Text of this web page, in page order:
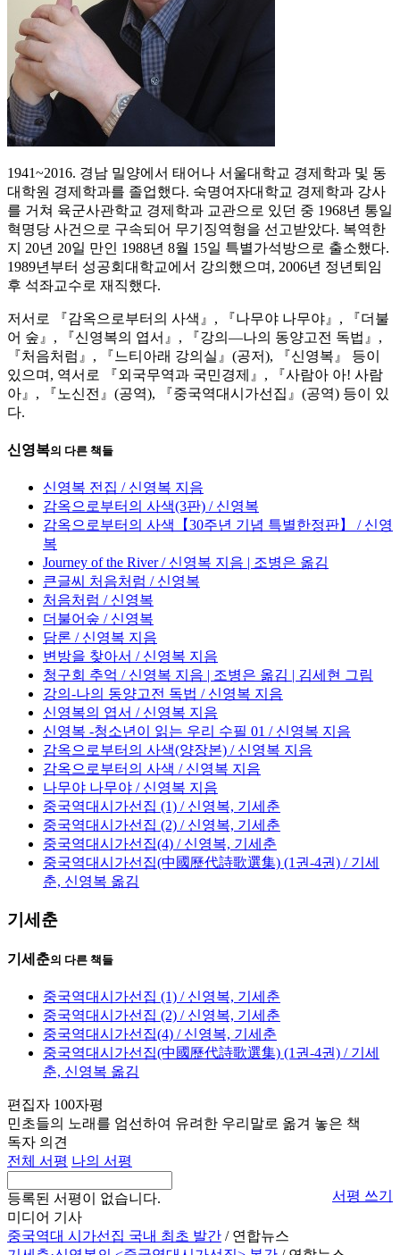
1941~2016. 경남 밀양에서 태어나 서울대학교 경제학과 및 동
대학원 경제학과를 졸업했다. 숙명여자대학교 경제학과 강사
를 거쳐 육군사관학교 경제학과 교관으로 있던 중 1968년 통일
혁명당 사건으로 구속되어 무기징역형을 선고받았다. 복역한
지 20년 20일 만인 1988년 8월 15일 특별가석방으로 출소했다.
1989년부터 성공회대학교에서 강의했으며, 2006년 정년퇴임
후 석좌교수로 재직했다.
저서로 『감옥으로부터의 사색』, 『나무야 나무야』, 『더불
어 숲』, 『신영복의 엽서』, 『강의―나의 동양고전 독법』,
『처음처럼』, 『느티아래 강의실』(공저), 『신영복』 등이
있으며, 역서로 『외국무역과 국민경제』, 『사람아 아! 사람
아』, 『노신전』(공역), 『중국역대시가선집』(공역) 등이 있
다.
신영복의 다른 책들
신영복 전집 / 신영복 지음
감옥으로부터의 사색(3판) / 신영복
감옥으로부터의 사색【30주년 기념 특별한정판】 / 신영
복
Journey of the River / 신영복 지음 | 조병은 옮김
큰글씨 처음처럼 / 신영복
처음처럼 / 신영복
더불어숲 / 신영복
담론 / 신영복 지음
변방을 찾아서 / 신영복 지음
청구회 추억 / 신영복 지음 | 조병은 옮김 | 김세현 그림
강의-나의 동양고전 독법 / 신영복 지음
신영복의 엽서 / 신영복 지음
신영복 -청소년이 읽는 우리 수필 01 / 신영복 지음
감옥으로부터의 사색(양장본) / 신영복 지음
감옥으로부터의 사색 / 신영복 지음
나무야 나무야 / 신영복 지음
중국역대시가선집 (1) / 신영복, 기세춘
중국역대시가선집 (2) / 신영복, 기세춘
중국역대시가선집(4) / 신영복, 기세춘
중국역대시가선집(中國歷代詩歌選集) (1권-4권) / 기세
춘, 신영복 옮김
기세춘
기세춘의 다른 책들
중국역대시가선집 (1) / 신영복, 기세춘
중국역대시가선집 (2) / 신영복, 기세춘
중국역대시가선집(4) / 신영복, 기세춘
중국역대시가선집(中國歷代詩歌選集) (1권-4권) / 기세
춘, 신영복 옮김
편집자 100자평
민초들의 노래를 엄선하여 유려한 우리말로 옮겨 놓은 책
독자 의견
전체 서평 나의 서평
서평 쓰기
등록된 서평이 없습니다.
미디어 기사
중국역대 시가선집 국내 최초 발간 / 연합뉴스